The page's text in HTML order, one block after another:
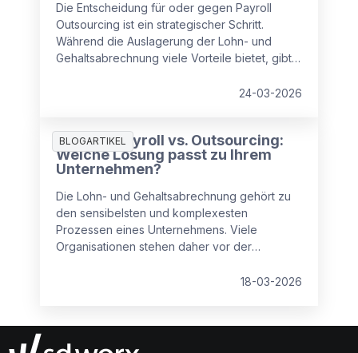
Die Entscheidung für oder gegen Payroll
Outsourcing ist ein strategischer Schritt.
Während die Auslagerung der Lohn- und
Gehaltsabrechnung viele Vorteile bietet, gibt
24-03-2026
BLOGARTIKEL
Inhouse Payroll vs. Outsourcing:
Welche Lösung passt zu Ihrem
Unternehmen?
Die Lohn- und Gehaltsabrechnung gehört zu
den sensibelsten und komplexesten
Prozessen eines Unternehmens. Viele
Organisationen stehen daher vor der
an einen externen Dienstleister auslagern?
18-03-2026